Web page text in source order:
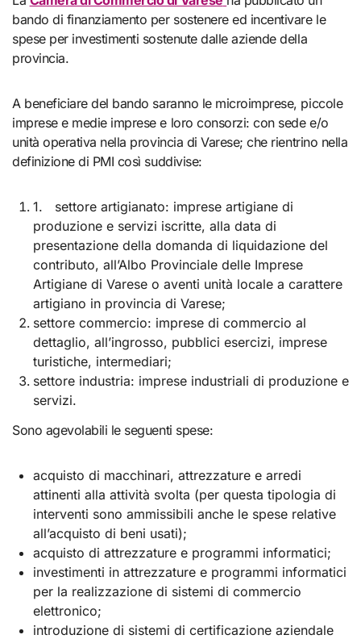
bando di finanziamento per sostenere ed incentivare le
spese per investimenti sostenute dalle aziende della
provincia.
A beneficiare del bando saranno le microimprese, piccole
imprese e medie imprese e loro consorzi: con sede e/o
unità operativa nella provincia di Varese; che rientrino nella
definizione di PMI così suddivise:
1. settore artigianato: imprese artigiane di
produzione e servizi iscritte, alla data di
presentazione della domanda di liquidazione del
contributo, all’Albo Provinciale delle Imprese
Artigiane di Varese o aventi unità locale a carattere
artigiano in provincia di Varese;
settore commercio: imprese di commercio al
dettaglio, all’ingrosso, pubblici esercizi, imprese
turistiche, intermediari;
settore industria: imprese industriali di produzione e
servizi.
Sono agevolabili le seguenti spese:
acquisto di macchinari, attrezzature e arredi
attinenti alla attività svolta (per questa tipologia di
interventi sono ammissibili anche le spese relative
all’acquisto di beni usati);
acquisto di attrezzature e programmi informatici;
investimenti in attrezzature e programmi informatici
per la realizzazione di sistemi di commercio
elettronico;
introduzione di sistemi di certificazione aziendale